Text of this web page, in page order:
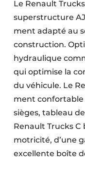
Façades
Géotextiles
Infrastructures
Protection solaire
Rénovation
Sécurité incendie
Software
Le Renault
super­structure
ment adapté au
construction.
hydrau­lique
qui optimise la
du véhicule. Le
ment confor­table
sièges, tableau
Renault Trucks C
motricité, d’une
excellente boîte